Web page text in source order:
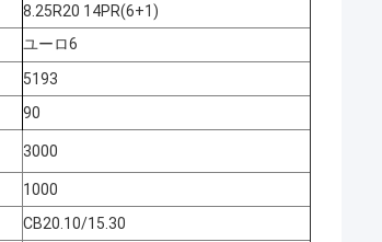
8.25R20 14PR(6+1)
ユーロ6
5193
90
3000
1000
CB20.10/15.30